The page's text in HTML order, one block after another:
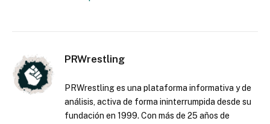
PRWrestling
PRWrestling es una plataforma informativa y de
análisis, activa de forma ininterrumpida desde su
fundación en 1999. Con más de 25 años de